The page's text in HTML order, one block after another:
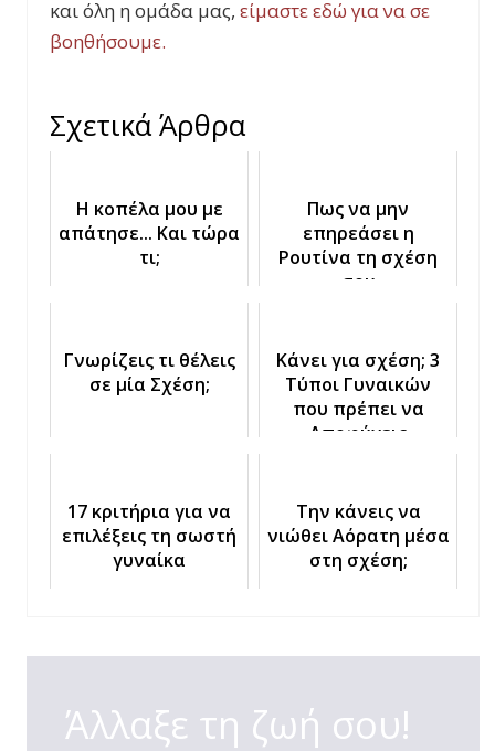
και όλη η ομάδα μας, είμαστε εδώ για να σε
βοηθήσουμε.
Σχετικά Άρθρα
Η κοπέλα μου με
απάτησε... Και τώρα
τι;
Πως να μην
επηρεάσει η
Ρουτίνα τη σχέση
σου
Γνωρίζεις τι θέλεις
σε μία Σχέση;
Κάνει για σχέση; 3
Τύποι Γυναικών
που πρέπει να
Αποφύγεις
17 κριτήρια για να
επιλέξεις τη σωστή
γυναίκα
Την κάνεις να
νιώθει Αόρατη μέσα
στη σχέση;
Άλλαξε τη ζωή σου!